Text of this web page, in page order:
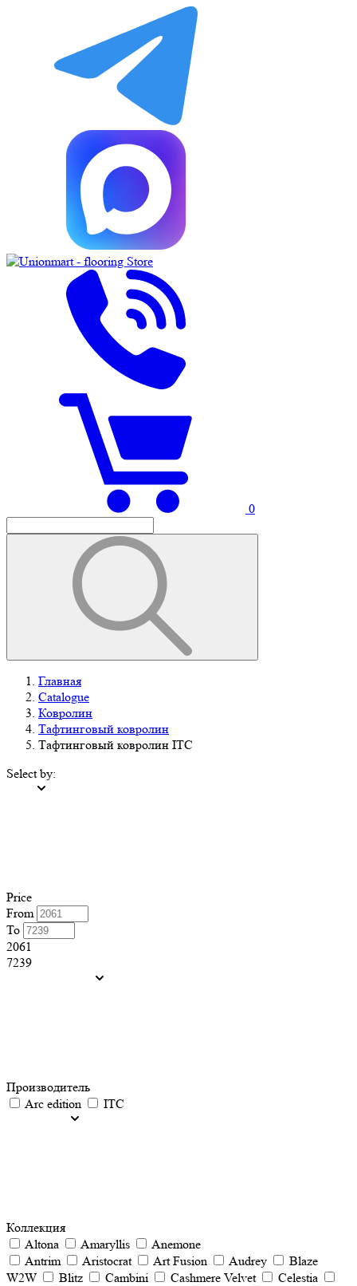
0
Главная
Catalogue
Ковролин
Тафтинговый ковролин
Тафтинговый ковролин ITC
Select by:
Price
From
To
2061
7239
Производитель
Arc edition
ITC
Коллекция
Altona
Amaryllis
Anemone
Antrim
Aristocrat Art Fusion Audrey
Blaze
W2W
Blitz Cambini Cashmere Velvet
Celestia